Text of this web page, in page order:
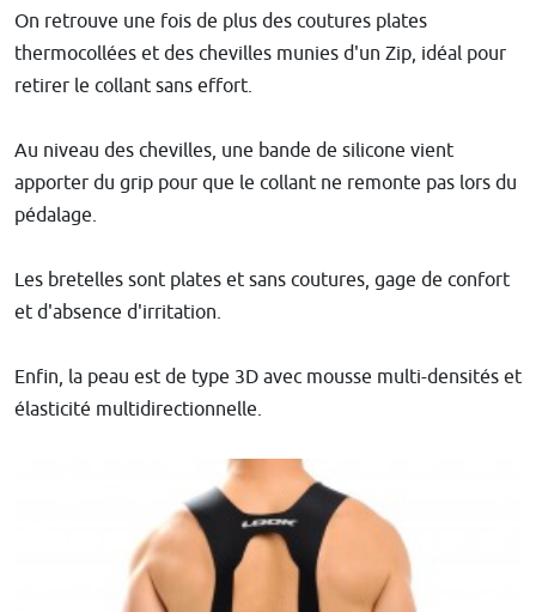
On retrouve une fois de plus des coutures plates
thermocollées et des chevilles munies d'un Zip, idéal pour
retirer le collant sans effort.
Au niveau des chevilles, une bande de silicone vient
apporter du grip pour que le collant ne remonte pas lors du
pédalage.
Les bretelles sont plates et sans coutures, gage de confort
et d'absence d'irritation.
Enfin, la peau est de type 3D avec mousse multi-densités et
élasticité multidirectionnelle.